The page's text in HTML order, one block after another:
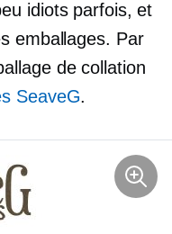
idiots parfois, et
emballages. Par
de collation
SeaveG.